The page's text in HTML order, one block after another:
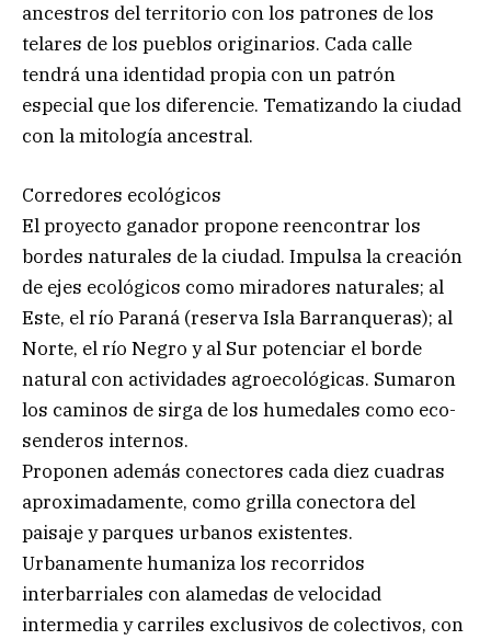
ancestros del territorio con los patrones de los
telares de los pueblos originarios. Cada calle
tendrá una identidad propia con un patrón
especial que los diferencie. Tematizando la ciudad
con la mitología ancestral.
Corredores ecológicos
El proyecto ganador propone reencontrar los
bordes naturales de la ciudad. Impulsa la creación
de ejes ecológicos como miradores naturales; al
Este, el río Paraná (reserva Isla Barranqueras); al
Norte, el río Negro y al Sur potenciar el borde
natural con actividades agroecológicas. Sumaron
los caminos de sirga de los humedales como eco-
senderos internos.
Proponen además conectores cada diez cuadras
aproximadamente, como grilla conectora del
paisaje y parques urbanos existentes.
Urbanamente humaniza los recorridos
interbarriales con alamedas de velocidad
intermedia y carriles exclusivos de colectivos, con